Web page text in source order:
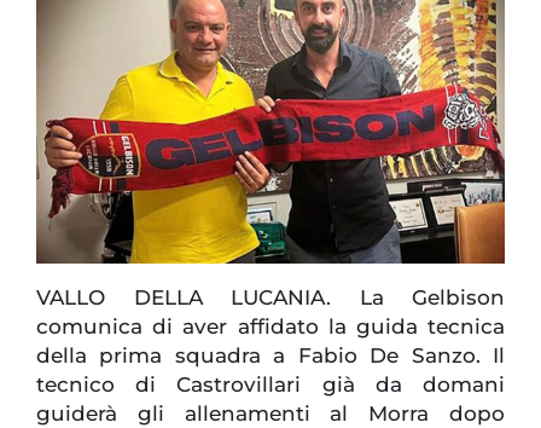
VALLO DELLA LUCANIA. La Gelbison
comunica di aver affidato la guida tecnica
della prima squadra a Fabio De Sanzo. Il
tecnico di Castrovillari già da domani
guiderà gli allenamenti al Morra dopo